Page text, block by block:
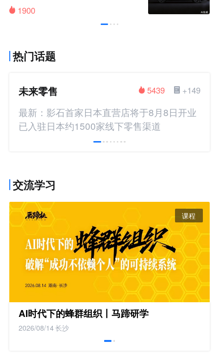
1900
热门话题
未来零售 +149
5439
最新：影石首家日本直营店将于8月8日开业
已入驻日本约1500家线下零售渠道
交流学习
课程
AI时代下的蜂群组织丨马蹄研学
2026/08/14长沙